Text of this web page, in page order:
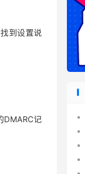
到设置说
DMARC记